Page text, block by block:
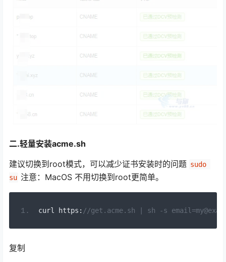
二.轻量安装acme.sh
建议切换到root模式，可以减少证书安装时的问题 sudo
su 注意：MacOS 不用切换到root更简单。
curl https : //get.acme.sh | sh -s
复制